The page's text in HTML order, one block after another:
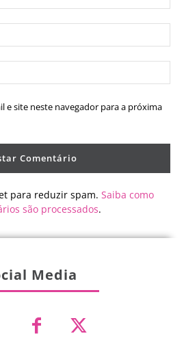
e site neste navegador para a próxima
para reduzir spam. Saiba como
são processados.
Media